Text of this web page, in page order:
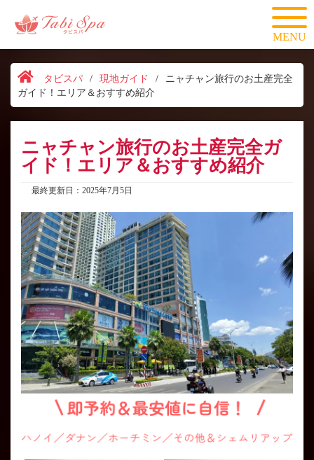
MENU
タビスパ / 現地ガイド /
ニャチャン旅行のお土産完全
ガイド！エリア＆おすすめ紹介
ニャチャン旅行のお土産完全ガ
イド！エリア＆おすすめ紹介
最終更新日：2025年7月5日